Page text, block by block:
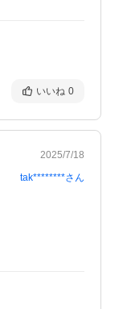
いいね 0
2025/7/18
tak********さん